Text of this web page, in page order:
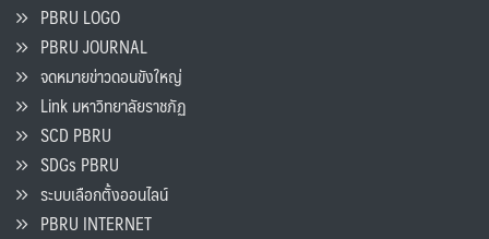
PBRU LOGO
PBRU JOURNAL
จดหมายข่าวดอนขังใหญ่
Link มหาวิทยาลัยราชภัฏ
SCD PBRU
SDGs PBRU
ระบบเลือกตั้งออนไลน์
PBRU INTERNET